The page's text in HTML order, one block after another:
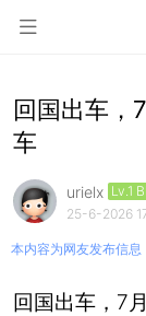
回国出车，
车
urielx Lv.1
25-6-2026
本内容为网友发布信息
回国出车，7